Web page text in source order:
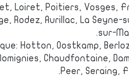
Loiret, Poitiers, Vosges,
Rodez, Aurillac, La
sur-
Hotton, Oostkamp,
Chaudfontaine,
Peer, Seraing,